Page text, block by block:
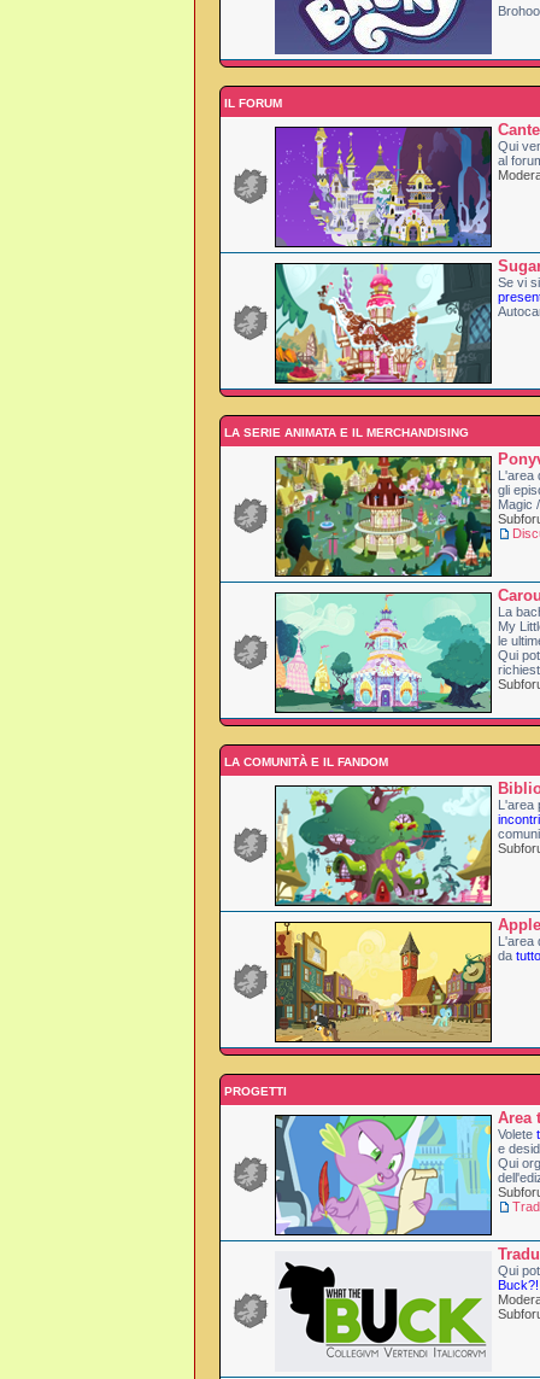
IL FORUM
Qui
al
Se vi
LA SERIE ANIMATA E IL MERCHANDISING
L'area
gli
Magic
La
My
le
Qui
LA COMUNITÀ E IL FANDOM
L'area
incontri
L'area
da
PROGETTI
Area
Volete
e
Qui
Qui
Buck?!